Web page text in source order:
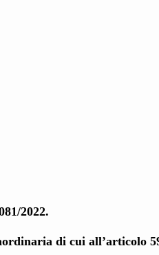
2022.
di cui all’articolo